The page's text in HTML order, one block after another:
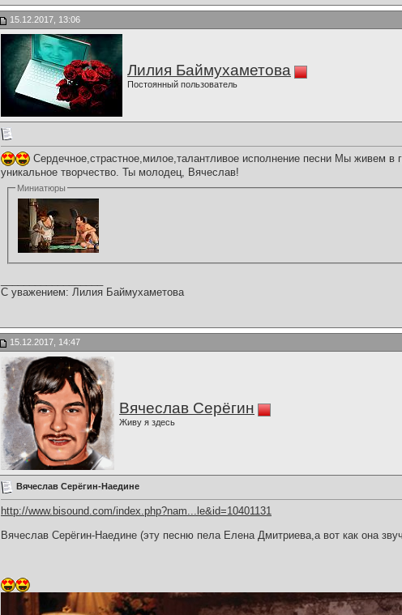
15.12.2017, 13:06
Лилия Баймухаметова
Постоянный пользователь
Сердечное,страстное,милое,талантливое исполнение песни Мы живем в
уникальное творчество. Ты молодец, Вячеслав!
Миниатюры
С уважением: Лилия Баймухаметова
15.12.2017, 14:47
Вячеслав Серёгин
Живу я здесь
Вячеслав Серёгин-Наедине
http://www.bisound.com/index.php?nam...le&id=10401131
Вячеслав Серёгин-Наедине (эту песню пела Елена Дмитриева,а вот как она